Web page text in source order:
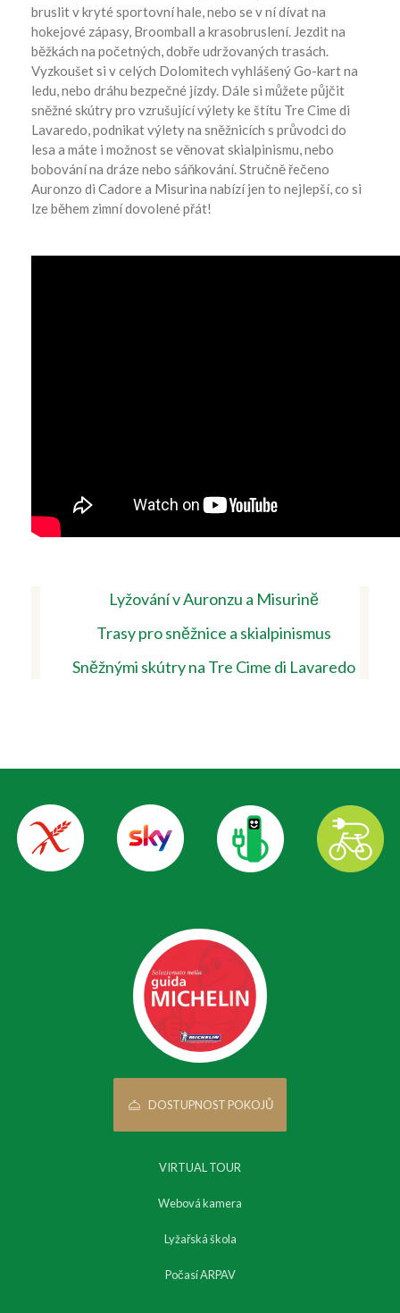
bruslit v kryté sportovní hale, nebo se v ní dívat na
hokejové zápasy, Broomball a krasobruslení. Jezdit na
běžkách na početných, dobře udržovaných trasách.
Vyzkoušet si v celých Dolomitech vyhlášený Go-kart na
ledu, nebo dráhu bezpečné jízdy. Dále si můžete půjčit
sněžné skútry pro vzrušující výlety ke štítu Tre Cime di
Lavaredo, podnikat výlety na sněžnicích s průvodci do
lesa a máte i možnost se věnovat skialpinismu, nebo
bobování na dráze nebo sáňkování. Stručně řečeno
Auronzo di Cadore a Misurina nabízí jen to nejlepší, co si
lze během zimní dovolené přát!
Lyžování v Auronzu a Misurinĕ
Trasy pro sněžnice a skialpinismus
Sněžnými skútry na Tre Cime di Lavaredo
DOSTUPNOST POKOJŮ
VIRTUAL TOUR
Webová kamera
Lyžařská škola
Počasí ARPAV